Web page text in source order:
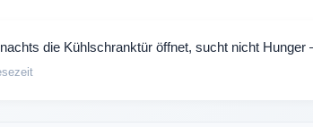
die Kühlschranktür öffnet, sucht nicht Hunger